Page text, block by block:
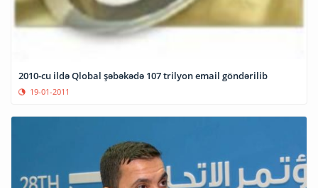
2010-cu ildə Qlobal şəbəkədə 107 trilyon email göndərilib
19-01-2011